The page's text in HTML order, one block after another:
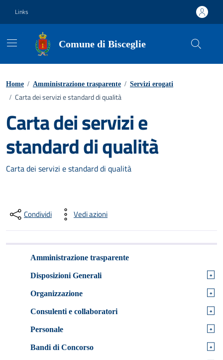
Links
Comune di Bisceglie
Home / Amministrazione trasparente / Servizi erogati
/ Carta dei servizi e standard di qualità
Carta dei servizi e
standard di qualità
Carta dei servizi e standard di qualità
Condividi Vedi azioni
Amministrazione trasparente
Disposizioni Generali +
Organizzazione +
Consulenti e collaboratori +
Personale +
Bandi di Concorso +